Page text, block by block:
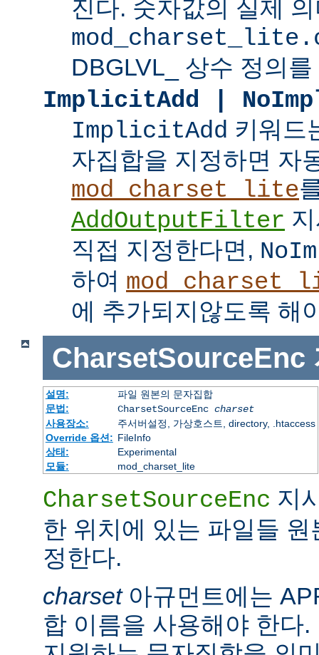
진다. 숫자값의 실제
DBGLVL_ 상수 정의
ImplicitAdd |
ImplicitAdd 키워드
자집합을 지정하면 자
mod_charset_lite
AddOutputFilter
직접 지정한다면,
하여
에 추가되지않도록 해
CharsetSourceEnc
설명:
파일 원본의 문자집합
문법:
CharsetSourceEnc charset
사용장소:
주서버설정, 가상호스트, directory, .htaccess
Override 옵션: FileInfo
상태:
Experimental
모듈:
mod_charset_lite
CharsetSourceEnc 지
한 위치에 있는 파일들
정한다.
charset아규먼트에는
합 이름을 사용해야 한다